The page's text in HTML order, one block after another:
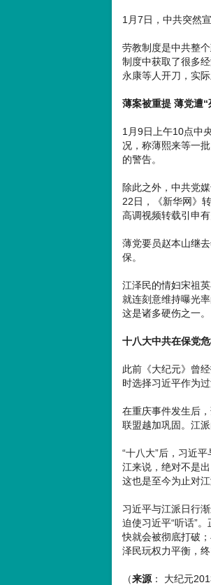
1月7日，中共突然
劳教制度是中共整
制度中获取了很多
永康等人开刀，实
薄案被重提 薄党遭“
1月9日上午10点中
况，称薄熙来等一
的警告。
除此之外，中共党
22日，《新华网》
高调视频转载引申有
薄党要员赵本山继
保。
江泽民的情妇宋祖
就连刻意维持曝光
这是诸多硬伤之一。
十八大中共在保党
此前《大纪元》曾
时选择习近平作为过
在重庆事件发生后
联盟越加巩固。江
“十八大”后，习近
江来说，绝对不是
这也是至今为止对
习近平与江派日行
迫使习近平“听话”
快就会被彻底打破
泽民玩权力平衡，
（来源 ： 大纪元